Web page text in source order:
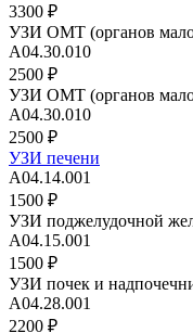
3300 ₽
УЗИ ОМТ (органов
А04.30.010
2500 ₽
УЗИ ОМТ (органов
А04.30.010
2500 ₽
УЗИ печени
А04.14.001
1500 ₽
УЗИ поджелудочной
А04.15.001
1500 ₽
УЗИ почек и
A04.28.001
2200 ₽